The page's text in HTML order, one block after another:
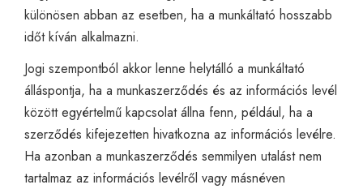
különösen abban az esetben, ha a munkáltató hosszabb
időt kíván alkalmazni.
Jogi szempontból akkor lenne helytálló a munkáltató
álláspontja, ha a munkaszerződés és az információs levél
között egyértelmű kapcsolat állna fenn, például, ha a
szerződés kifejezetten hivatkozna az információs levélre.
Ha azonban a munkaszerződés semmilyen utalást nem
tartalmaz az információs levélről vagy másnéven